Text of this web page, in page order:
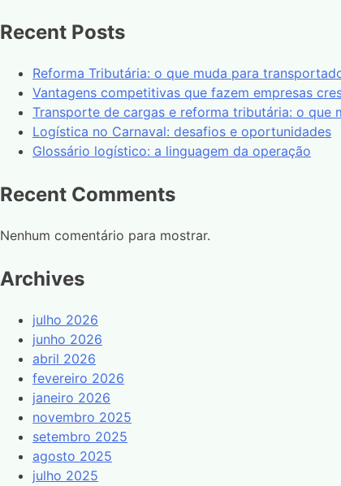
Recent Posts
Reforma Tributária: o que muda para
Vantagens competitivas que fazem empresas
Transporte de cargas e reforma tributária: o que
Logística no Carnaval: desafios e oportunidades
Glossário logístico: a linguagem da operação
Recent Comments
Nenhum comentário para mostrar.
Archives
julho 2026
junho 2026
abril 2026
fevereiro 2026
janeiro 2026
novembro 2025
setembro 2025
agosto 2025
julho 2025